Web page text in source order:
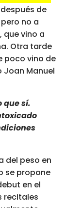
de
no a
que vino a
Otra tarde
poco vino de
Joan Manuel
que sí.
del peso en
se propone
en el
recitales